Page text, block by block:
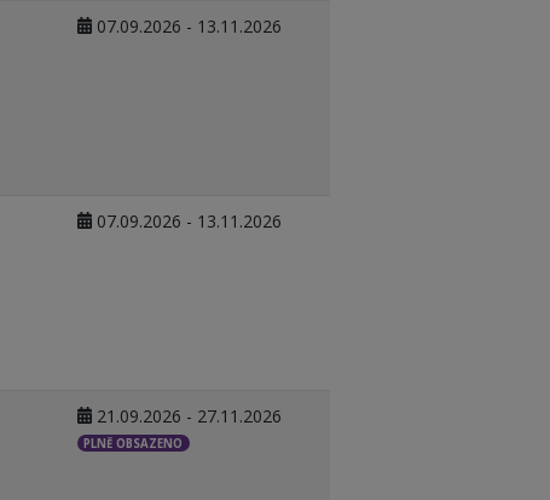
07.09.2026 - 13.11.2026
07.09.2026 - 13.11.2026
21.09.2026 - 27.11.2026
PLNĚ OBSAZENO